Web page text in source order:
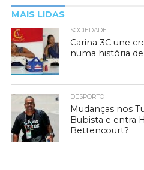
MAIS LIDAS
SOCIEDADE
Carina 3C une
numa história
DESPORTO
Mudanças nos
Bubista e entra
Bettencourt?